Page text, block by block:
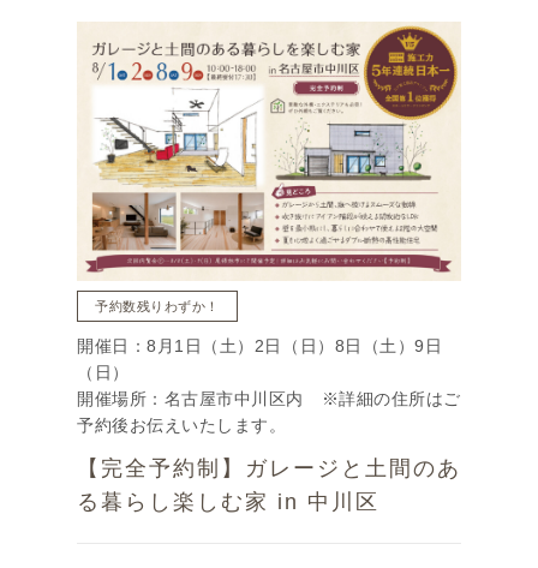
予約数残りわずか！
開催日：8月1日（土）2日（日）8日（土）9日
（日）
開催場所：名古屋市中川区内 ※詳細の住所はご
予約後お伝えいたします。
【完全予約制】ガレージと土間のあ
る暮らし楽しむ家 in 中川区